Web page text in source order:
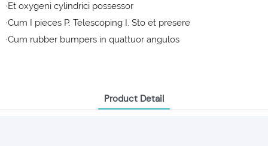
·Et oxygeni cylindrici possessor
·Cum I pieces P. Telescoping I. Sto et presere
·Cum rubber bumpers in quattuor angulos
Product Detail